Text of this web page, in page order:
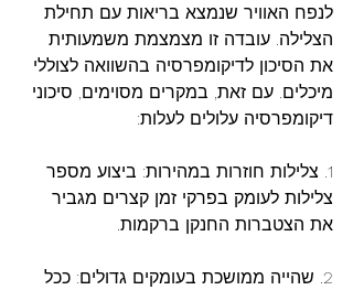
לנפח האוויר שנמצא בריאות עם תחילת
הצלילה. עובדה זו מצמצמת משמעותית
את הסיכון לדיקומפרסיה בהשוואה לצוללי
מיכלים. עם זאת, במקרים מסוימים, סיכוני
דיקומפרסיה עלולים לעלות:
1. צלילות חוזרות במהירות: ביצוע מספר
צלילות לעומק בפרקי זמן קצרים מגביר
את הצטברות החנקן ברקמות.
2. שהייה ממושכת בעומקים גדולים: ככל